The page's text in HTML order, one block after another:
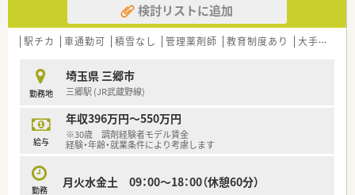
検討リストに追加
駅チカ 車通勤可 積雪なし 管理薬剤師 教育制度あり 大手チェーン以外
勤務地
埼玉県 三郷市
三郷駅 (JR武蔵野線)
給与
年収396万円～550万円
※30歳 調剤経験者モデル賃金
経験・年齢・就業条件により考慮します
勤務
月火水金土 09：00～18：00（休憩60分）